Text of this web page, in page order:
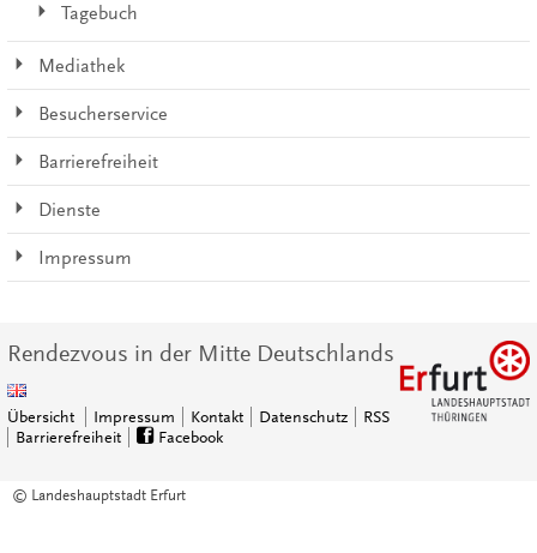
Tagebuch
Mediathek
Besucherservice
Barrierefreiheit
Dienste
Impressum
Rendezvous in der Mitte Deutschlands
Übersicht Impressum Kontakt Datenschutz
RSS
Barrierefreiheit
Facebook
© Landeshauptstadt Erfurt